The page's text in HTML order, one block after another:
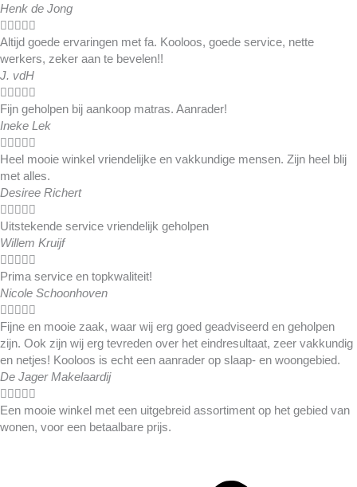
Henk de Jong
    
Altijd goede ervaringen met fa. Kooloos, goede service, nette
werkers, zeker aan te bevelen!!
J. vdH
    
Fijn geholpen bij aankoop matras. Aanrader!
Ineke Lek
    
Heel mooie winkel vriendelijke en vakkundige mensen. Zijn heel blij
met alles.
Desiree Richert
    
Uitstekende service vriendelijk geholpen
Willem Kruijf
    
Prima service en topkwaliteit!
Nicole Schoonhoven
    
Fijne en mooie zaak, waar wij erg goed geadviseerd en geholpen
zijn. Ook zijn wij erg tevreden over het eindresultaat, zeer vakkundig
en netjes! Kooloos is echt een aanrader op slaap- en woongebied.
De Jager Makelaardij
    
Een mooie winkel met een uitgebreid assortiment op het gebied van
wonen, voor een betaalbare prijs.